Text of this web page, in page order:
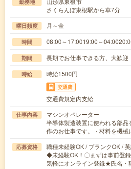
勤務地
さくらんぼ東根駅から車7分
曜日頻度 月～金
時間 08:00～17:0019:00～
期間 長期でお仕事できる方、大歓迎
時給 時給1500円
交通費
交通費規定内支給
仕事内容
マシンオペレーター
半導体製造装置に使われる部
作のお仕事です。・材料を機
応募資格
職種未経験OK / ブランクOK /
◆未経験OK！〇まずは事前登
気軽にオンライン登録★氏名